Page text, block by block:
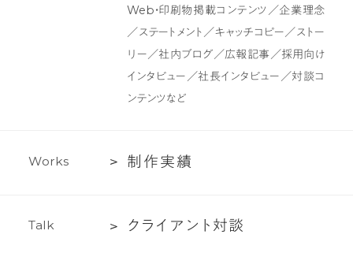
作・
テ
グ
Web・印刷物掲載コンテンツ／企業理念
／ステートメント／キャッチコピー／ストー
リー／社内ブログ／広報記事／採用向け
インタビュー／社長インタビュー／対談コ
ンテンツなど
Works
制
績
制作実績
Talk
ク
ク ラ イ ア ン ト 対談